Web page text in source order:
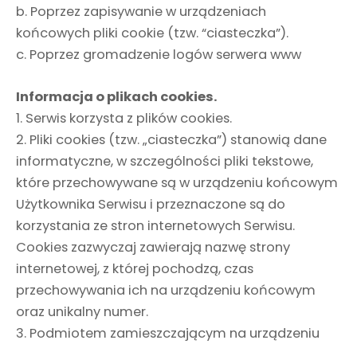
b. Poprzez zapisywanie w urządzeniach
końcowych pliki cookie (tzw. “ciasteczka”).
c. Poprzez gromadzenie logów serwera www
Informacja o plikach cookies.
1. Serwis korzysta z plików cookies.
2. Pliki cookies (tzw. „ciasteczka”) stanowią dane
informatyczne, w szczególności pliki tekstowe,
które przechowywane są w urządzeniu końcowym
Użytkownika Serwisu i przeznaczone są do
korzystania ze stron internetowych Serwisu.
Cookies zazwyczaj zawierają nazwę strony
internetowej, z której pochodzą, czas
przechowywania ich na urządzeniu końcowym
oraz unikalny numer.
3. Podmiotem zamieszczającym na urządzeniu